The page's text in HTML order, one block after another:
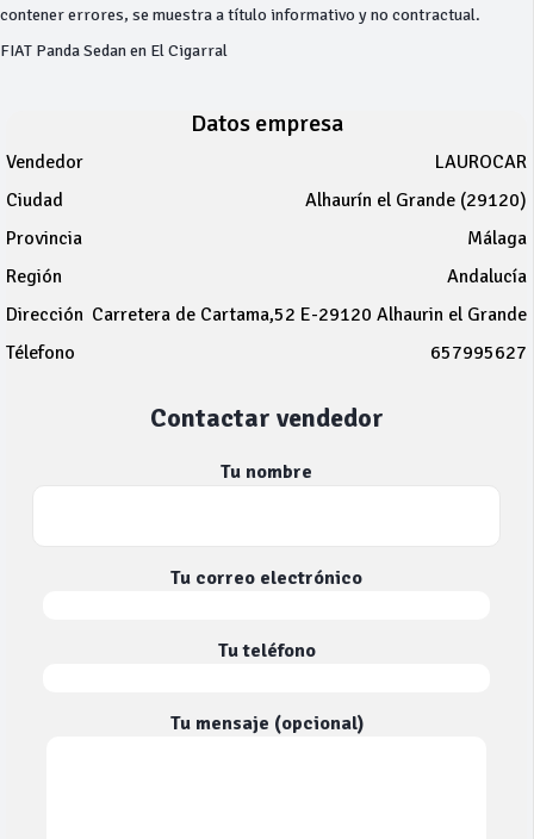
contener errores, se muestra a título informativo y no contractual.
FIAT Panda Sedan en El Cigarral
Datos empresa
Vendedor
LAUROCAR
Ciudad
Alhaurín el Grande (29120)
Provincia
Málaga
Región
Andalucía
Dirección Carretera de Cartama,52 E-29120 Alhaurin el Grande
Télefono
657995627
Contactar vendedor
Tu nombre
Tu correo electrónico
Tu teléfono
Tu mensaje (opcional)